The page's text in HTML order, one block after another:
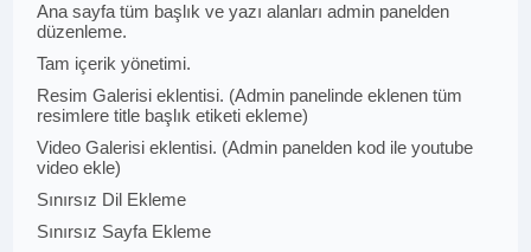
Ana sayfa tüm başlık ve yazı alanları admin panelden
düzenleme.
Tam içerik yönetimi.
Resim Galerisi eklentisi. (Admin panelinde eklenen tüm
resimlere title başlık etiketi ekleme)
Video Galerisi eklentisi. (Admin panelden kod ile youtube
video ekle)
Sınırsız Dil Ekleme
Sınırsız Sayfa Ekleme